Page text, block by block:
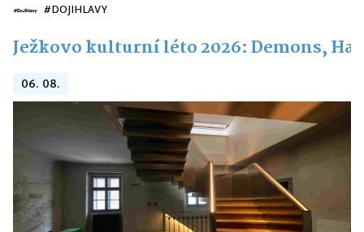
#DOJIHLAVY
Ježkovo kulturní léto 2026: Demons,
06. 08.